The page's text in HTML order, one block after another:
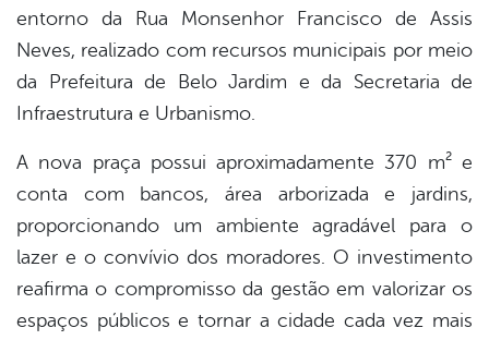
entorno da Rua Monsenhor Francisco de Assis
Neves, realizado com recursos municipais por meio
da Prefeitura de Belo Jardim e da Secretaria de
Infraestrutura e Urbanismo.
A nova praça possui aproximadamente 370 m² e
conta com bancos, área arborizada e jardins,
proporcionando um ambiente agradável para o
lazer e o convívio dos moradores. O investimento
reafirma o compromisso da gestão em valorizar os
espaços públicos e tornar a cidade cada vez mais